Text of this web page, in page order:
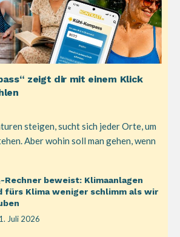
zeigt dir mit einem Klick
steigen, sucht sich jeder Orte, um
Aber wohin soll man gehen, wenn
Rechner beweist: Klimaanlagen
fürs Klima weniger schlimm als wir
Juli 2026